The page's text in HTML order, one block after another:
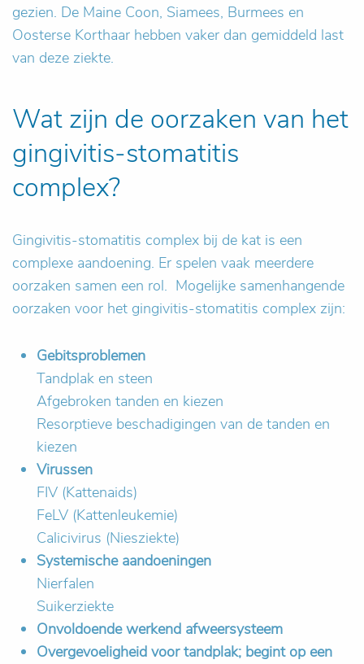
gezien. De Maine Coon, Siamees, Burmees en
Oosterse Korthaar hebben vaker dan gemiddeld last
van deze ziekte.
Wat zijn de oorzaken van het
gingivitis-stomatitis
complex?
Gingivitis-stomatitis complex bij de kat is een
complexe aandoening. Er spelen vaak meerdere
oorzaken samen een rol. Mogelijke samenhangende
oorzaken voor het gingivitis-stomatitis complex zijn:
Gebitsproblemen
Tandplak en steen
Afgebroken tanden en kiezen
Resorptieve beschadigingen van de tanden en
kiezen
Virussen
FIV (Kattenaids)
FeLV (Kattenleukemie)
Calicivirus (Niesziekte)
Systemische aandoeningen
Nierfalen
Suikerziekte
Onvoldoende werkend afweersysteem
Overgevoeligheid voor tandplak; begint op een